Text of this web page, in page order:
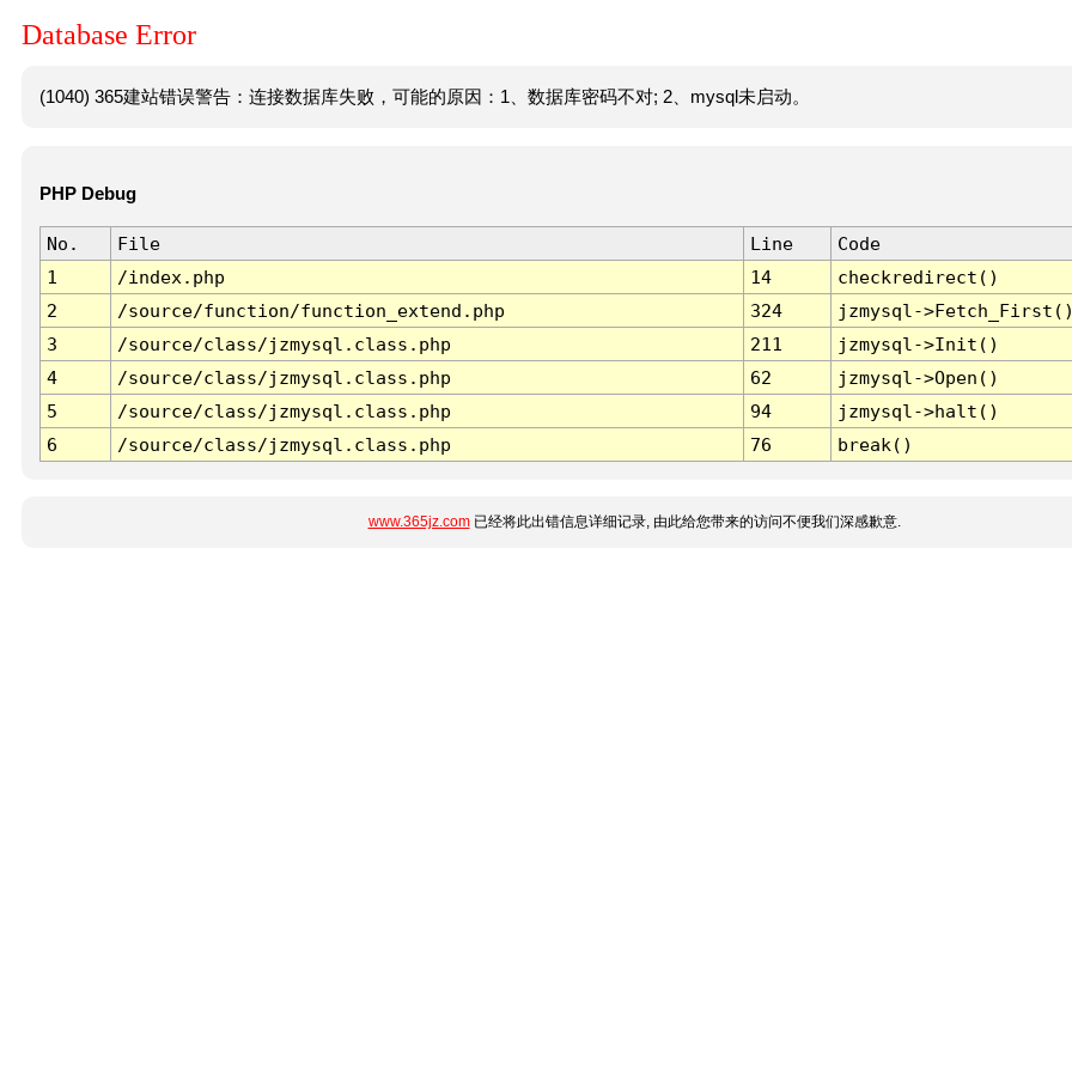
Database Error
(1040) 365建站错误警告：连接数据库失败，可能的原因：1、数据库密码不对; 2、mysql未启动。
PHP Debug
No. File Line
Code
1
/index.php 14
checkredirect()
2
/source/function/function_extend.php 324
jzmysql-
3
/source/class/jzmysql.class.php 211
jzmysql->Init()
4
/source/class/jzmysql.class.php 62
jzmysql->Open()
5
/source/class/jzmysql.class.php 94
jzmysql->halt()
6
/source/class/jzmysql.class.php 76 break()
www.365jz.com已经将此出错信息详细记录, 由此给您带来的访问不便我们深感歉意.